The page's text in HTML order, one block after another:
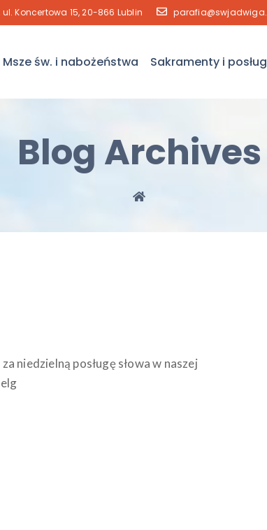
ul. Koncertowa 15, 20-866 Lublin
Msze św. i nabożeństwa Sakramenty i
Blog Archives
niedzielną posługę słowa w naszej